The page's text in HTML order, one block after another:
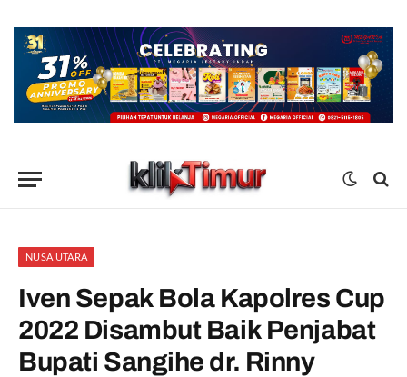
NUSA UTARA
Iven Sepak Bola Kapolres Cup
2022 Disambut Baik Penjabat
Bupati Sangihe dr. Rinny